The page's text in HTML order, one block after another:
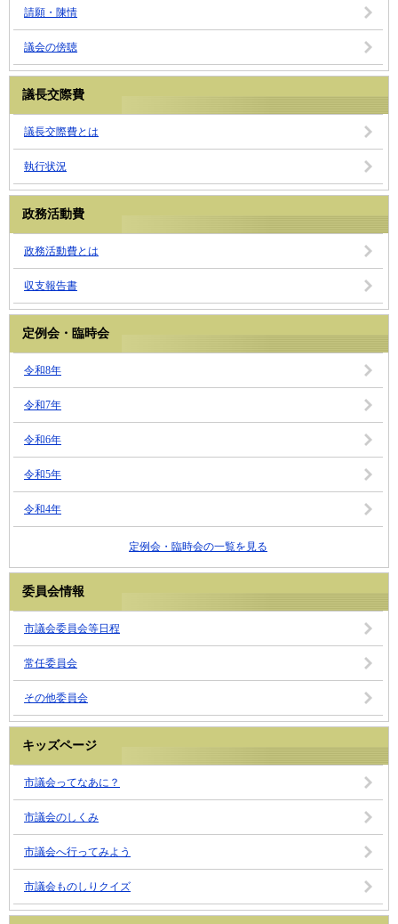
請願・陳情
議会の傍聴
議長交際費
議長交際費とは
執行状況
政務活動費
政務活動費とは
収支報告書
定例会・臨時会
令和8年
令和7年
令和6年
令和5年
令和4年
定例会・臨時会の一覧を見る
委員会情報
市議会委員会等日程
常任委員会
その他委員会
キッズページ
市議会ってなあに？
市議会のしくみ
市議会へ行ってみよう
市議会ものしりクイズ